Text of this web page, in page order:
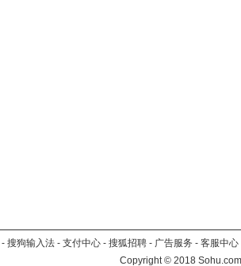
- 搜狗输入法 - 支付中心 - 搜狐招聘 - 广告服务 - 客服中心
Copyright©2018